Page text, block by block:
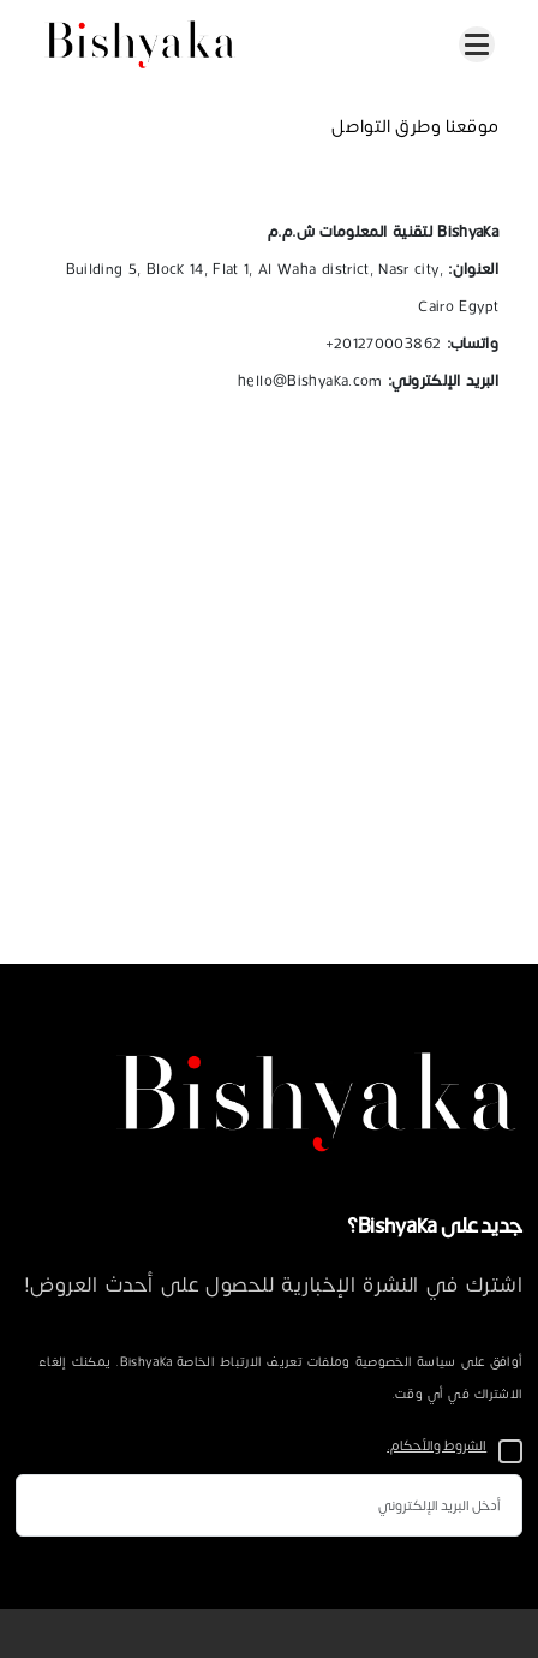
موقعنا وطرق التواصل
Bishyaka لتقنية المعلومات ش.م.م
العنوان: Building 5, Block 14, Flat 1, Al Waha district, Nasr city,
Cairo Egypt
واتساب:
البريد الإلكتروني:
جديد على Bishyaka؟
اشترك في النشرة الإخبارية للحصول على أحدث العروض!
أوافق على سياسة الخصوصية وملفات تعريف الارتباط الخاصة Bishyaka. يمكنك إلغاء
الاشتراك في أي وقت.
الشروط والأحكام.